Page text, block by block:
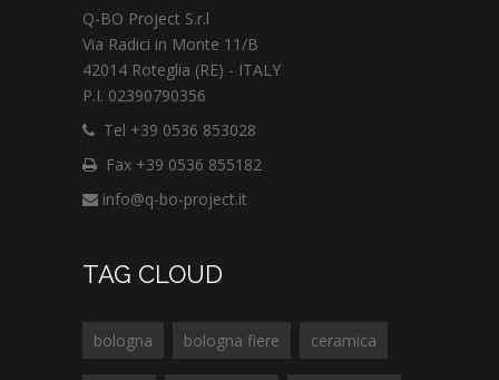
Q-BO Project S.r.l
Via Radici in Monte 11/B
42014 Roteglia (RE) - ITALY
P.I. 02390790356
Tel +39 0536 853028
Fax +39 0536 855182
info@q-bo-project.it
TAG CLOUD
bologna bologna fiere ceramica